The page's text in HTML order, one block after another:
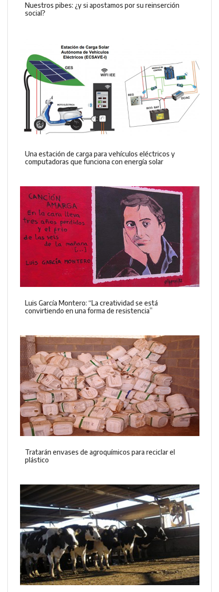
Nuestros pibes: ¿y si apostamos por su reinserción
social?
Una estación de carga para vehículos eléctricos y
computadoras que funciona con energía solar
Luis García Montero: “La creatividad se está
convirtiendo en una forma de resistencia”
Tratarán envases de agroquímicos para reciclar el
plástico